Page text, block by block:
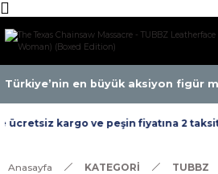
Türkiye’nin en büyük aksiyon figür
kargo ve peşin fiyatına 2 taksit
Anasayfa KATEGORİ TUBBZ